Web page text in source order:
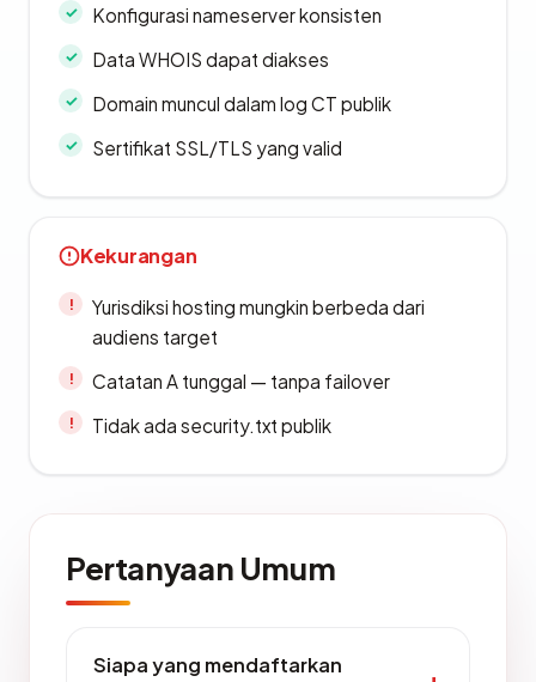
Konfigurasi nameserver konsisten
Data WHOIS dapat diakses
Domain muncul dalam log CT publik
Sertifikat SSL/TLS yang valid
Kekurangan
Yurisdiksi hosting mungkin berbeda dari
audiens target
Catatan A tunggal — tanpa failover
Tidak ada security.txt publik
Pertanyaan Umum
Siapa yang mendaftarkan